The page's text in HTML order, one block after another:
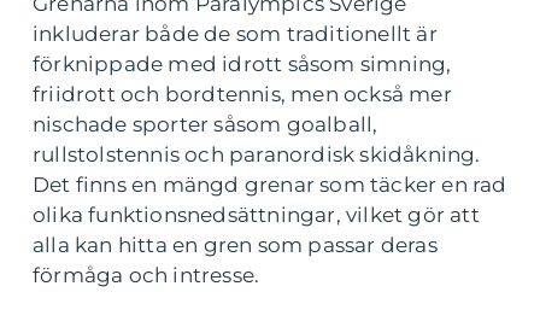
inkluderar både de som traditionellt är
förknippade med idrott såsom simning,
friidrott och bordtennis, men också mer
nischade sporter såsom goalball,
rullstolstennis och paranordisk skidåkning.
Det finns en mängd grenar som täcker en rad
olika funktionsnedsättningar, vilket gör att
alla kan hitta en gren som passar deras
förmåga och intresse.